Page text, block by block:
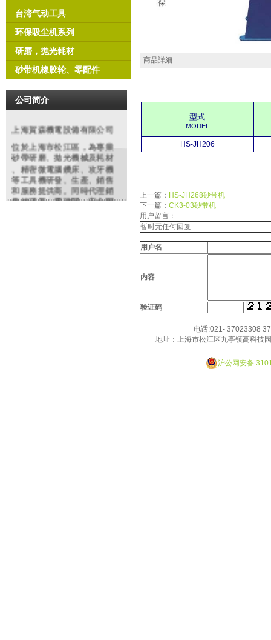
台湾气动工具
环保吸尘机系列
研磨，抛光耗材
砂带机橡胶轮、零配件
公司简介
上海賀森機電設備有限公司
位於上海市松江區，為專業
砂帶研磨 、拋光機械及耗材
、精密微電腦鑽床、攻牙機
等工具機研發、生產、銷售
和服務提供商。同時代理銷
售編碼器、電磁閥、安全開
商品詳細
型式
MODEL
HS-JH206
上一篇： HS-JH268砂带机
下一篇： CK3-03砂带机
用户留言：
暂时无任何回复
用户名
内容
验证码
电话:021- 37023308
地址：上海市松江区九亭镇高科技
沪公网安备